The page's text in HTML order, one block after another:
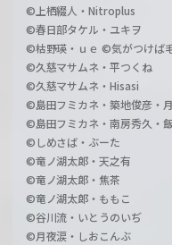
©上栖綴人・Nitroplus
©春日部タケル・ユキヲ
©枯野瑛・ｕｅ ©気がつけば
©久慈マサムネ・平つくね
©久慈マサムネ・Hisasi
©島田フミカネ・築地俊彦・
©島田フミカネ・南房秀久・
©しめさば・ぶーた
©竜ノ湖太郎・天之有
©竜ノ湖太郎・焦茶
©竜ノ湖太郎・ももこ
©谷川流・いとうのいぢ
©月夜涙・しおこんぶ